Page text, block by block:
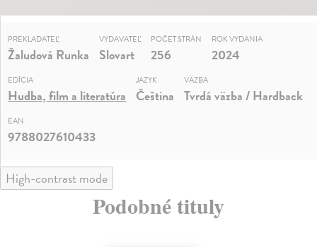
PREKLADATEĽ
Žaludová Runka
VYDAVATEĽ
Slovart
POČET STRÁN
256
ROK VYDANIA
2024
EDÍCIA
Hudba, film a literatúra
JAZYK
Čeština
VÄZBA
Tvrdá väzba / Hardback
EAN
9788027610433
High-contrast mode
Podobné tituly